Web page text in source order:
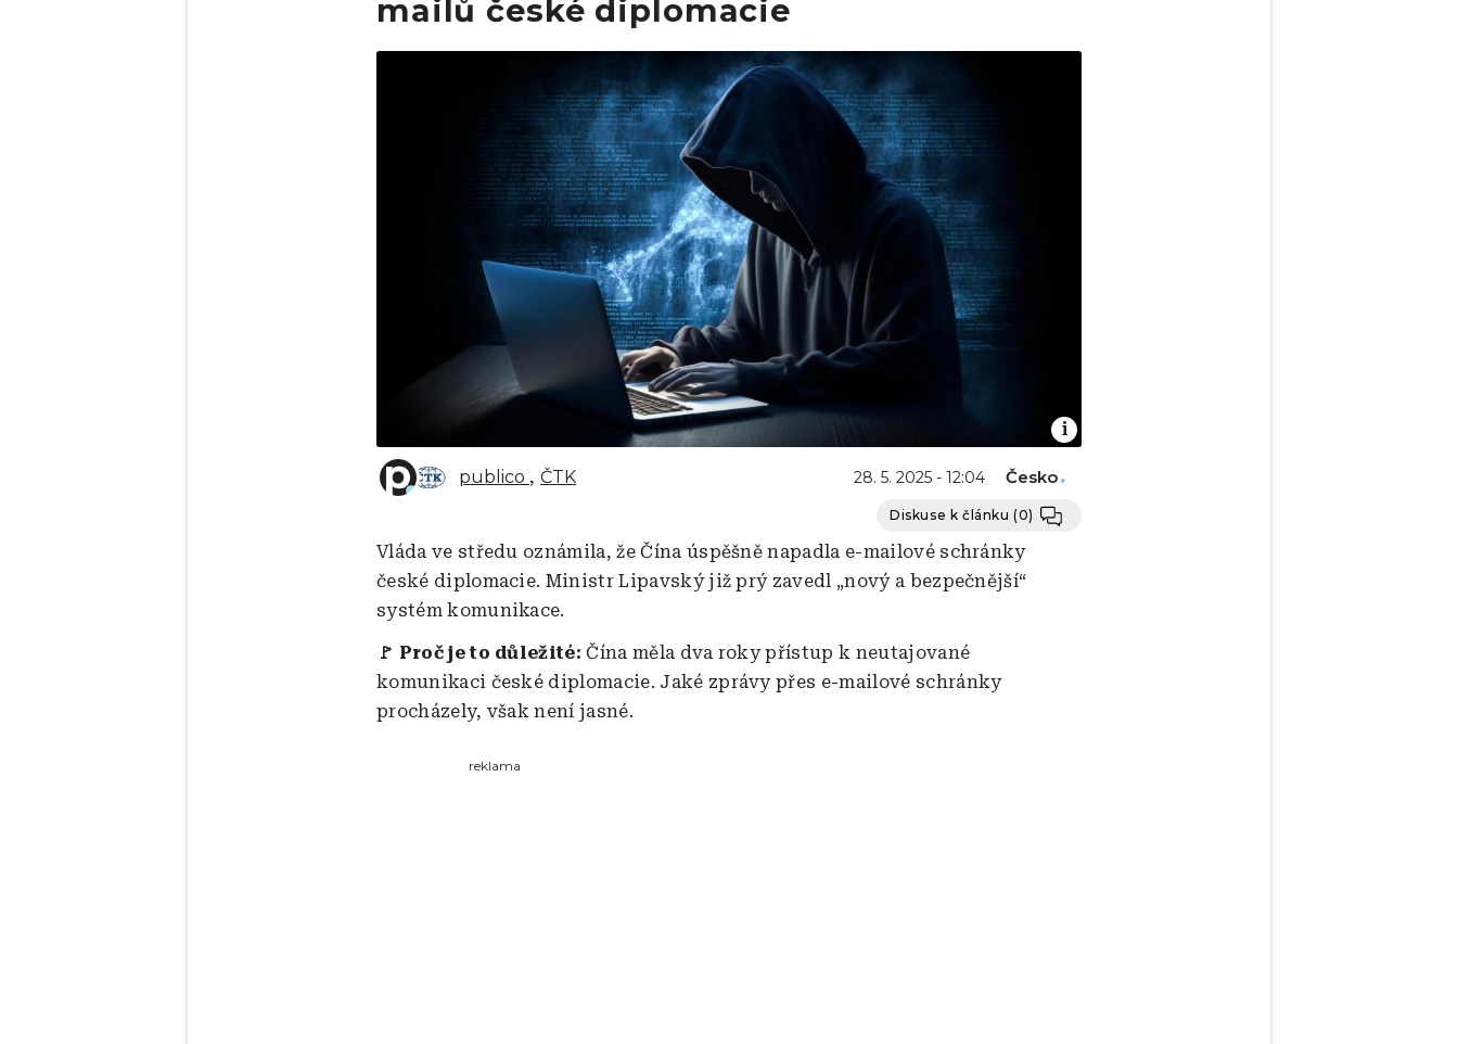
mailů české diplomacie
Obrázek
publico ČTK 28. 5. 2025 - 12:04 Česko
Diskuse k článku(0)
Vláda ve středu oznámila, že Čína úspěšně napadla e-mailové schránky
české diplomacie. Ministr Lipavský již prý zavedl „nový a bezpečnější“
systém komunikace.
🚩 Proč je to důležité: Čína měla dva roky přístup k neutajované
komunikaci české diplomacie. Jaké zprávy přes e-mailové schránky
procházely, však není jasné.
reklama